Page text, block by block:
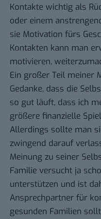
Kontakte wichtig als
oder einem
sie Motivation fürs
Kontakten kann man
motivieren,
Ein großer Teil meiner
Gedanke, dass die
so gut läuft, dass ich
größere finanzielle
Allerdings sollte man
zwingend darauf
Meinung zu seiner
Familie versucht ja
unterstützen und ist
Ansprechpartner für
gesunden Familien